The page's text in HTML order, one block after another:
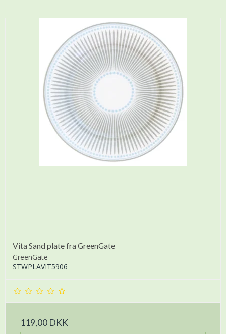
Vita Sand plate fra GreenGate
GreenGate
STWPLAVIT5906
119,00 DKK